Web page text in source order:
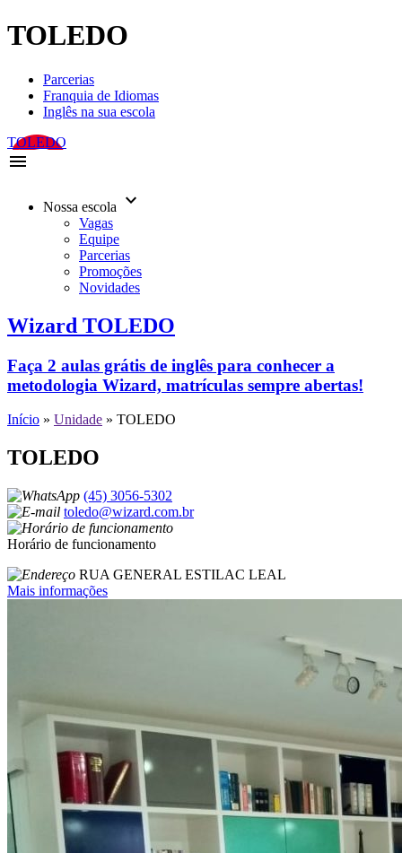
TOLEDO
Parcerias
Franquia de Idiomas
Inglês na sua escola
TOLEDO
menu
Nossa escola keyboard_arrow_down
Vagas
Equipe
Parcerias
Promoções
Novidades
Wizard TOLEDO
Faça 2 aulas grátis de inglês para conhecer a
metodologia Wizard, matrículas sempre abertas!
Início » Unidade » TOLEDO
TOLEDO
(45) 3056-5302
toledo@wizard.com.br
Horário de funcionamento
RUA GENERAL ESTILAC LEAL
Mais informações